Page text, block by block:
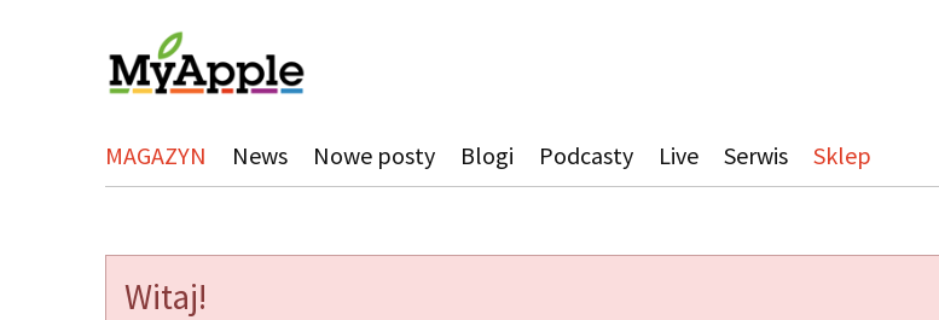
MAGAZYN News Nowe posty Blogi Podcasty Live Serwis Sklep
Witaj!